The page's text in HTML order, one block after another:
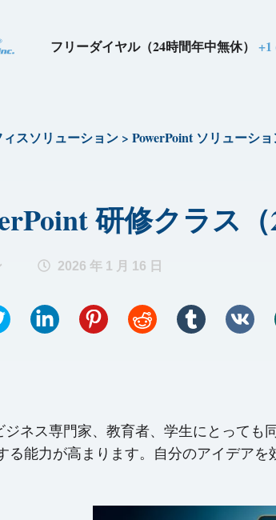
フリーダイヤル（24時間年中無休）+1
ィスソリューション> PowerPoint ソリューシ
研修クラス（
2026 年 1 月 16 日
ネス専門家、教育者、学生にとって
る能力が高まります。自分のアイデア